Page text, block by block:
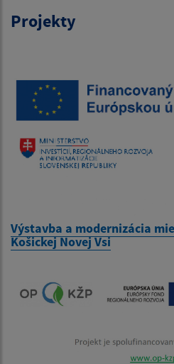
Projekty
Výstavba a modernizácia
Košickej Novej Vsi